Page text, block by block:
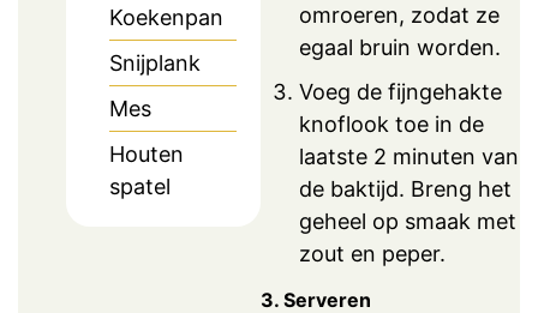
Koekenpan
Snijplank
Mes
Houten
spatel
omroeren, zodat ze
egaal bruin worden.
Voeg de fijngehakte
knoflook toe in de
laatste 2 minuten van
de baktijd. Breng het
geheel op smaak met
zout en peper.
3. Serveren